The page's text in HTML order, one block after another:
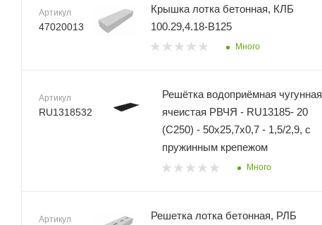
Артикул
47020013
Крышка лотка бетонная, КЛБ
100.29,4.18-B125
Много
Артикул
RU1318532
Решётка водоприёмная чугунная
ячеистая РВЧЯ - RU13185- 20
(C250) - 50х25,7х0,7 - 1,5/2,9, с
пружинным крепежом
Много
Артикул
Решетка лотка бетонная, РЛБ